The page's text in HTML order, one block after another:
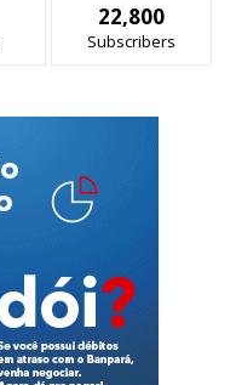
22,800
Subscribers